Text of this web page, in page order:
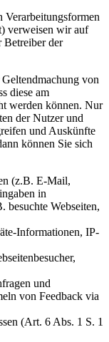
verweisen wir auf
Betreiber der
von
diese am
werden können. Nur
der Nutzer und
und Auskünfte
können Sie sich
(z.B. E-Mail,
in
besuchte Webseiten,
Informationen, IP-
und
von Feedback via
(Art. 6 Abs. 1 S. 1